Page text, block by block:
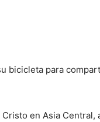
bicicleta para
en Asia Central,